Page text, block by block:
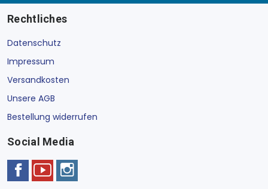
Rechtliches
Datenschutz
Impressum
Versandkosten
Unsere AGB
Bestellung widerrufen
Social Media